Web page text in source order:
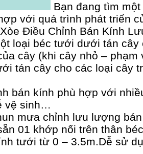
Bạn đang tìm
với quá trình phát triển
Điều Chỉnh Bán Kính
loại béc tưới dưới tán
cây (khi cây nhỏ –
tán cây cho các loại cây
bán kính phù hợp với
vệ sinh…
mưa chỉnh lưu lượng
01 khớp nối trên thân
tưới từ 0 – 3.5m.Dễ sử